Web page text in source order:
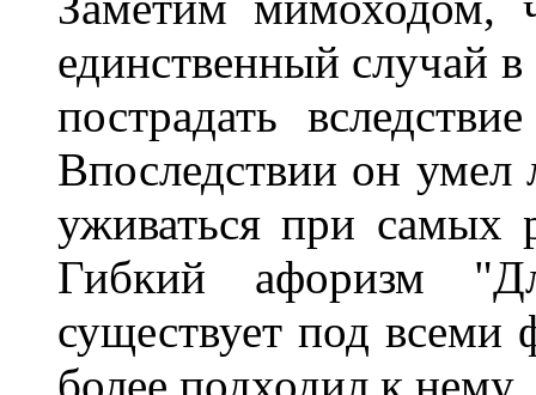
единственный случай
пострадать
Впоследствии он умел
уживаться при самых
Гибкий афоризм
существует под всеми